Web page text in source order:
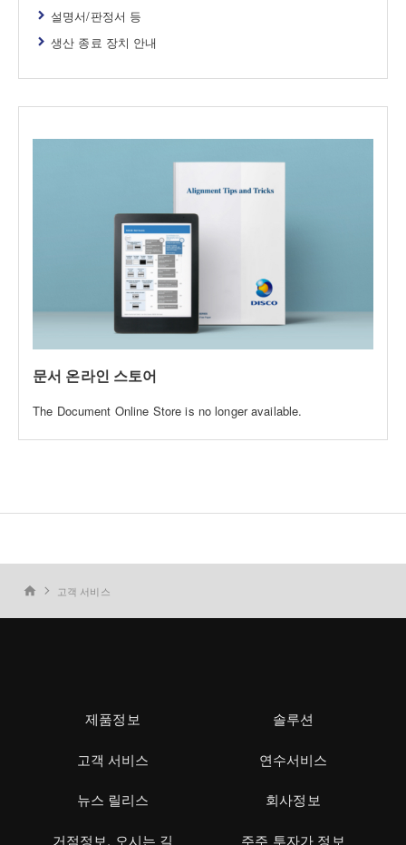
설명서/판정서 등
생산 종료 장치 안내
문서 온라인 스토어
The Document Online Store is no longer available.
home 고객 서비스
제품정보 솔루션
고객 서비스 연수서비스
뉴스 릴리스 회사정보
거점정보, 오시는 길 주주 투자가 정보